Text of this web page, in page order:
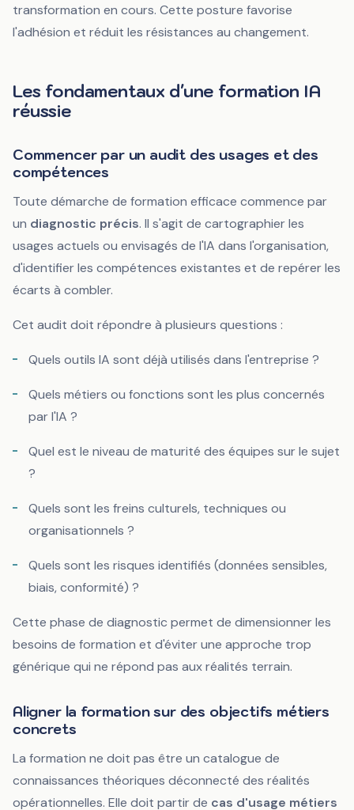
transformation en cours. Cette posture favorise
l'adhésion et réduit les résistances au changement.
Les fondamentaux d'une formation IA
réussie
Commencer par un audit des usages et des
compétences
Toute démarche de formation efficace commence par
un diagnostic précis. Il s'agit de cartographier les
usages actuels ou envisagés de l'IA dans l'organisation,
d'identifier les compétences existantes et de repérer les
écarts à combler.
Cet audit doit répondre à plusieurs questions :
Quels outils IA sont déjà utilisés dans l'entreprise ?
Quels métiers ou fonctions sont les plus concernés
par l'IA ?
Quel est le niveau de maturité des équipes sur le sujet
?
Quels sont les freins culturels, techniques ou
organisationnels ?
Quels sont les risques identifiés (données sensibles,
biais, conformité) ?
Cette phase de diagnostic permet de dimensionner les
besoins de formation et d'éviter une approche trop
générique qui ne répond pas aux réalités terrain.
Aligner la formation sur des objectifs métiers
concrets
La formation ne doit pas être un catalogue de
connaissances théoriques déconnecté des réalités
opérationnelles. Elle doit partir de cas d'usage métiers